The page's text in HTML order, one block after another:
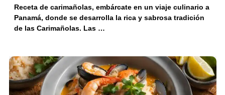
Receta de carimañolas, embárcate en un viaje culinario a
Panamá, donde se desarrolla la rica y sabrosa tradición
de las Carimañolas. Las …